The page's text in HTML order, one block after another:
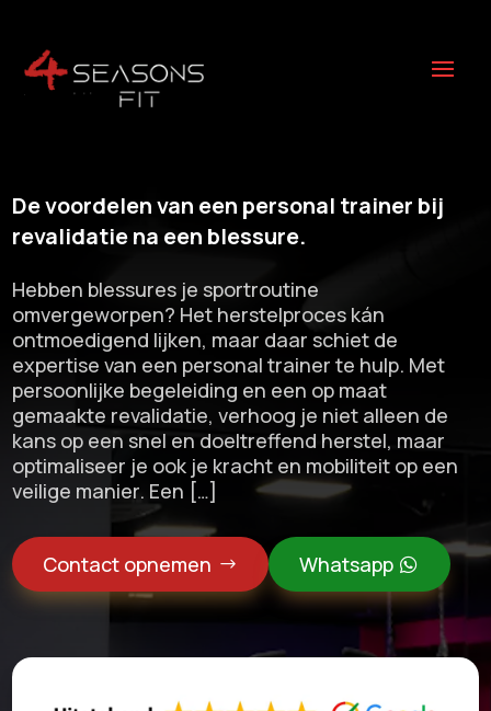
De voordelen van een personal trainer bij
revalidatie na een blessure.​
Hebben blessures je sportroutine
omvergeworpen? Het herstelproces kán
ontmoedigend lijken, maar daar schiet de
expertise van een personal trainer te hulp.​ Met
persoonlijke begeleiding en een op maat
gemaakte revalidatie, verhoog je niet alleen de
kans op een snel en doeltreffend herstel, maar
optimaliseer je ook je kracht en mobiliteit op een
veilige manier.​ Een […]
Contact opnemen Whatsapp